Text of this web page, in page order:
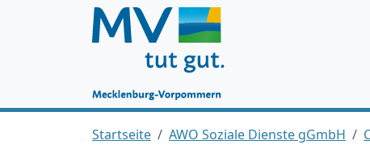
Startseite AWO Soziale Dienste gGmbH